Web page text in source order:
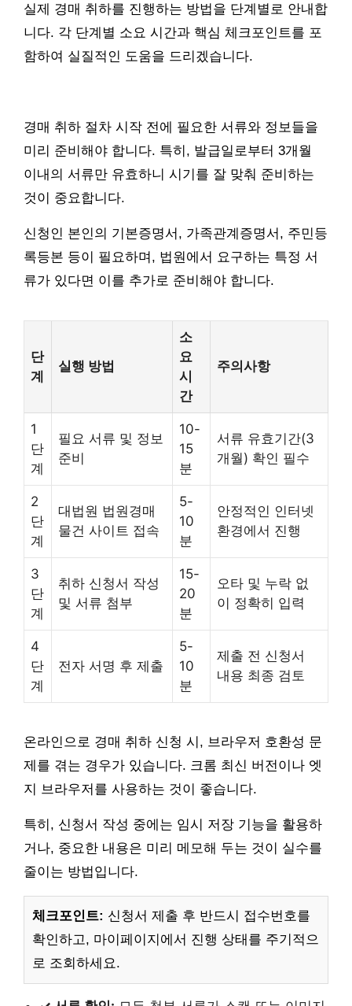
실제 경매 취하를 진행하는 방법을 단계별로 안내합
니다. 각 단계별 소요 시간과 핵심 체크포인트를 포
함하여 실질적인 도움을 드리겠습니다.
경매 취하 절차 시작 전에 필요한 서류와 정보들을
미리 준비해야 합니다. 특히, 발급일로부터 3개월
이내의 서류만 유효하니 시기를 잘 맞춰 준비하는
것이 중요합니다.
신청인 본인의 기본증명서, 가족관계증명서, 주민등
록등본 등이 필요하며, 법원에서 요구하는 특정 서
류가 있다면 이를 추가로 준비해야 합니다.
단
계
실행 방법
소
요
시
간
주의사항
1
단
계
필요 서류 및 정보
준비
10-
15
분
서류 유효기간(3
개월) 확인 필수
2
단
계
대법원 법원경매
물건 사이트 접속
5-
10
분
안정적인 인터넷
환경에서 진행
3
단
계
취하 신청서 작성
및 서류 첨부
15-
20
분
오타 및 누락 없
이 정확히 입력
4
단
계
전자 서명 후 제출
5-
10
분
제출 전 신청서
내용 최종 검토
온라인으로 경매 취하 신청 시, 브라우저 호환성 문
제를 겪는 경우가 있습니다. 크롬 최신 버전이나 엣
지 브라우저를 사용하는 것이 좋습니다.
특히, 신청서 작성 중에는 임시 저장 기능을 활용하
거나, 중요한 내용은 미리 메모해 두는 것이 실수를
줄이는 방법입니다.
체크포인트: 신청서 제출 후 반드시 접수번호를
확인하고, 마이페이지에서 진행 상태를 주기적으
로 조회하세요.